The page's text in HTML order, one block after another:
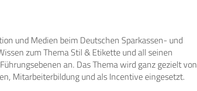
und Medien beim Deutschen Sparkassen- und
zum Thema Stil & Etikette und all seinen
an. Das Thema wird ganz gezielt von
Mitarbeiterbildung und als Incentive eingesetzt.